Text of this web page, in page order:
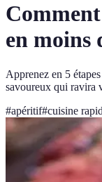
en moins
Apprenez en 5
savoureux qui ravira
#apéritif#cuisine